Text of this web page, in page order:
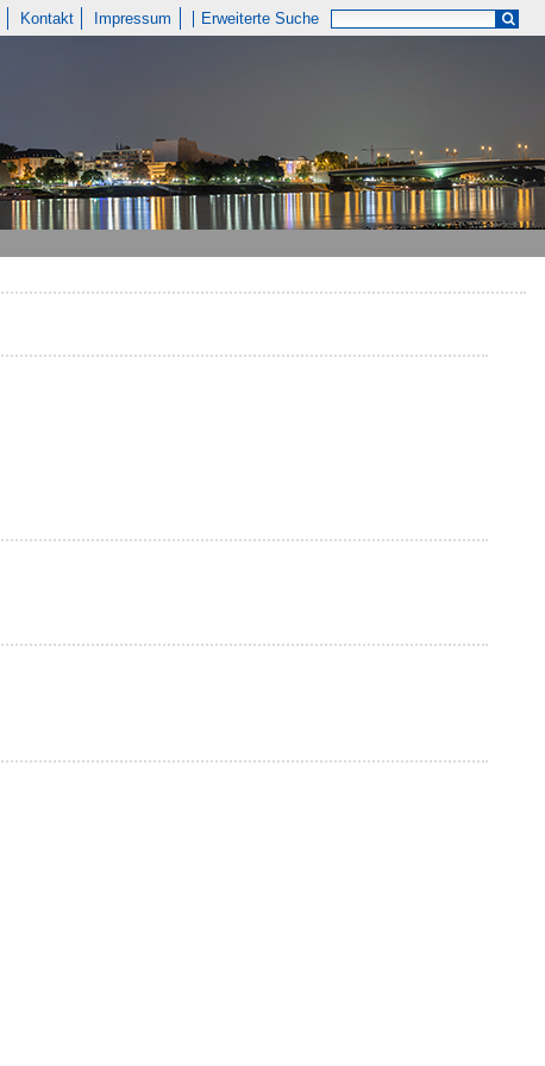
Kontakt Impressum Erweiterte Suche